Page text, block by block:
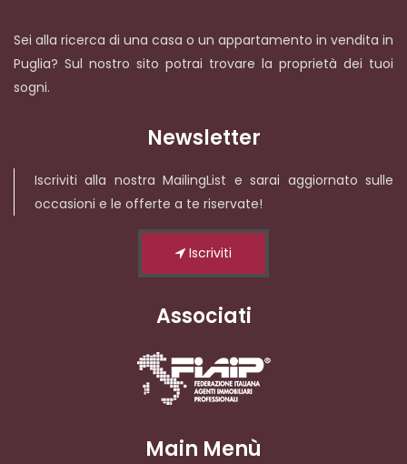
Sei alla ricerca di una casa o un appartamento in vendita in
Puglia? Sul nostro sito potrai trovare la proprietà dei tuoi
sogni.
Newsletter
Iscriviti alla nostra MailingList e sarai aggiornato sulle
occasioni e le offerte a te riservate!
Iscriviti
Associati
Main Menù